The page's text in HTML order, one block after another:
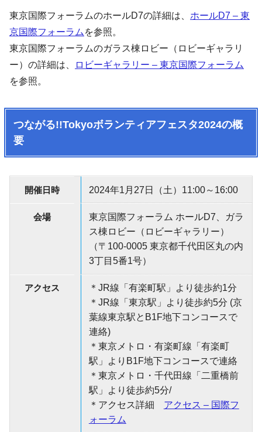
東京国際フォーラムのホールD7の詳細は、 ホールD7 – 東
京国際フォーラム を参照。
東京国際フォーラムのガラス棟ロビー（ロビーギャラリ
ー）の詳細は、
ロビーギャラリー – 東京国際フォーラム
を参照。
つながる!!Tokyoボランティアフェスタ2024の概
要
開催日時 2024年1月27日（土）11:00～16:00
会場
東京国際フォーラム ホールD7、ガラ
ス棟ロビー（ロビーギャラリー）
（〒100-0005 東京都千代田区丸の内
3丁目5番1号）
アクセス
＊JR線「有楽町駅」より徒歩約1分
＊JR線「東京駅」より徒歩約5分 (京
葉線東京駅とB1F地下コンコースで
連絡)
＊東京メトロ・有楽町線「有楽町
駅」よりB1F地下コンコースで連絡
＊東京メトロ・千代田線「二重橋前
駅」より徒歩約5分/
＊アクセス詳細 アクセス – 国際フ
ォーラム